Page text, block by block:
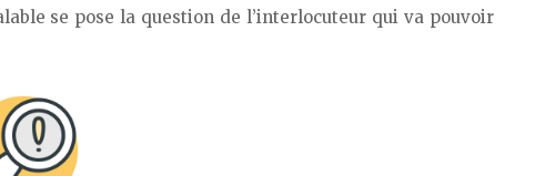
se pose la question de l’interlocuteur qui va pouvoir